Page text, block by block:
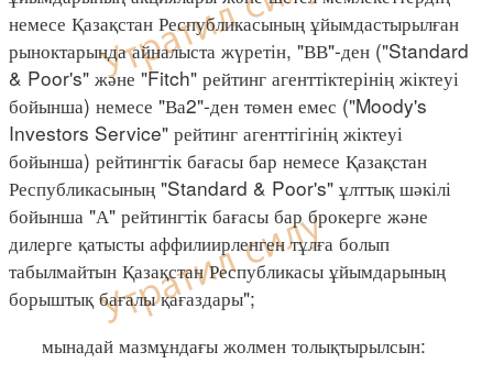
немесе Қазақстан Республикасының ұйымдастырылған
рыноктарында айналыста жүретін, "ВВ"-ден ("Standard
& Poor's" және "Fitch" рейтинг агенттіктерінің жіктеуі
бойынша) немесе "Ва2"-ден төмен емес ("Moody's
Investors Service" рейтинг агенттігінің жіктеуі
бойынша) рейтингтік бағасы бар немесе Қазақстан
Республикасының "Standard & Poor's" ұлттық шәкілі
бойынша "А" рейтингтік бағасы бар брокерге және
дилерге қатысты аффилиирленген тұлға болып
табылмайтын Қазақстан Республикасы ұйымдарының
борыштық бағалы қағаздары";
мынадай мазмұндағы жолмен толықтырылсын: